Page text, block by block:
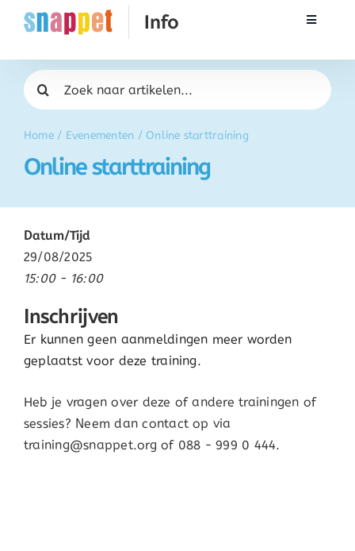
naar
Toggle
Rekenen
Taal & Spelling
Werken met Snappet
Activatie
FAQ
Home/ Evenementen / Online starttraining
Online starttraining
Zoeken
naar:
Datum/Tijd
29/08/2025
15:00 - 16:00
Inschrijven
Er kunnen geen aanmeldingen meer worden
geplaatst voor deze training.
Heb je vragen over deze of andere trainingen of
sessies? Neem dan contact op via
training@snappet.org of 088 - 999 0 444.